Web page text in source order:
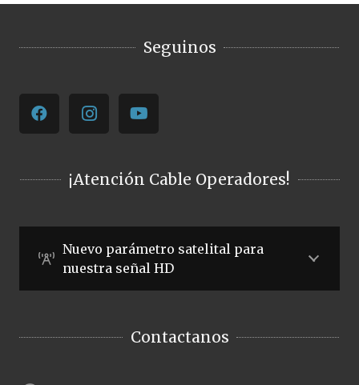
Seguinos
¡Atención Cable Operadores!
Nuevo parámetro satelital para
nuestra señal HD
Contactanos